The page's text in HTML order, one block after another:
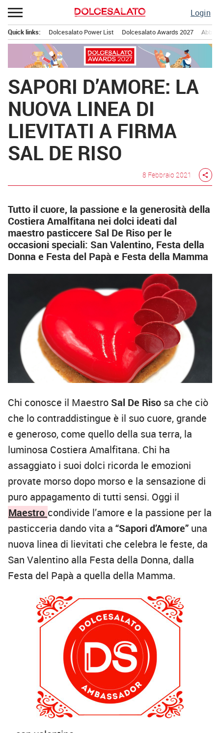
Passa
al
contenuto
Login
principale
Quick links: Dolcesalato Power List Dolcesalato Awards 2027
SAPORI D’AMORE: LA
NUOVA LINEA DI
LIEVITATI A FIRMA
SAL DE RISO
8 Febbraio 2021 share
Tutto il cuore, la passione e la generosità della
Costiera Amalfitana nei dolci ideati dal
maestro pasticcere Sal De Riso per le
occasioni speciali: San Valentino, Festa della
Donna e Festa del Papà e Festa della Mamma
Chi conosce il Maestro Sal De Riso sa che ciò
che lo contraddistingue è il suo cuore, grande
e generoso, come quello della sua terra, la
luminosa Costiera Amalfitana. Chi ha
assaggiato i suoi dolci ricorda le emozioni
provate morso dopo morso e la sensazione di
puro appagamento di tutti sensi. Oggi il
Maestro condivide l’amore e la passione per la
pasticceria dando vita a “Sapori d’Amore” una
nuova linea di lievitati che celebra le feste, da
San Valentino alla Festa della Donna, dalla
Festa del Papà a quella della Mamma.